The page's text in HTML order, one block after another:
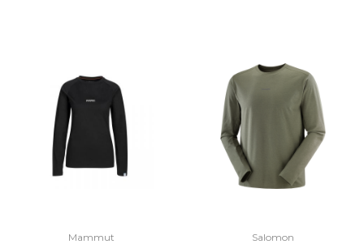
Mammut Salomon